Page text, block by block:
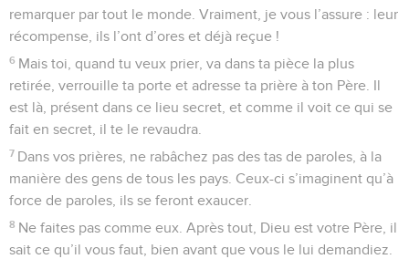
remarquer par tout le monde. Vraiment, je vous l’assure : leur
récompense, ils l’ont d’ores et déjà reçue !
6 Mais toi, quand tu veux prier, va dans ta pièce la plus
retirée, verrouille ta porte et adresse ta prière à ton Père. Il
est là, présent dans ce lieu secret, et comme il voit ce qui se
fait en secret, il te le revaudra.
7 Dans vos prières, ne rabâchez pas des tas de paroles, à la
manière des gens de tous les pays. Ceux-ci s’imaginent qu’à
force de paroles, ils se feront exaucer.
8 Ne faites pas comme eux. Après tout, Dieu est votre Père, il
sait ce qu’il vous faut, bien avant que vous le lui demandiez.